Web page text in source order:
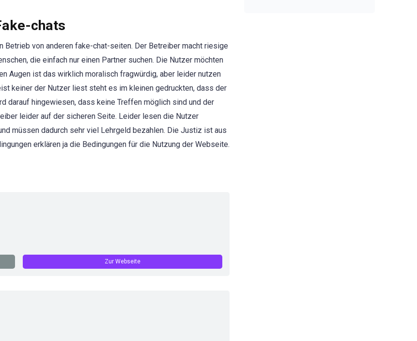
chats
Betrieb von anderen fake-chat-seiten. Der Betreiber macht riesige
die einfach nur einen Partner suchen. Die Nutzer möchten
Augen ist das wirklich moralisch fragwürdig, aber leider nutzen
keiner der Nutzer liest steht es im kleinen gedruckten, dass der
darauf hingewiesen, dass keine Treffen möglich sind und der
leider auf der sicheren Seite. Leider lesen die Nutzer
müssen dadurch sehr viel Lehrgeld bezahlen. Die Justiz ist aus
erklären ja die Bedingungen für die Nutzung der Webseite.
Zur Webseite